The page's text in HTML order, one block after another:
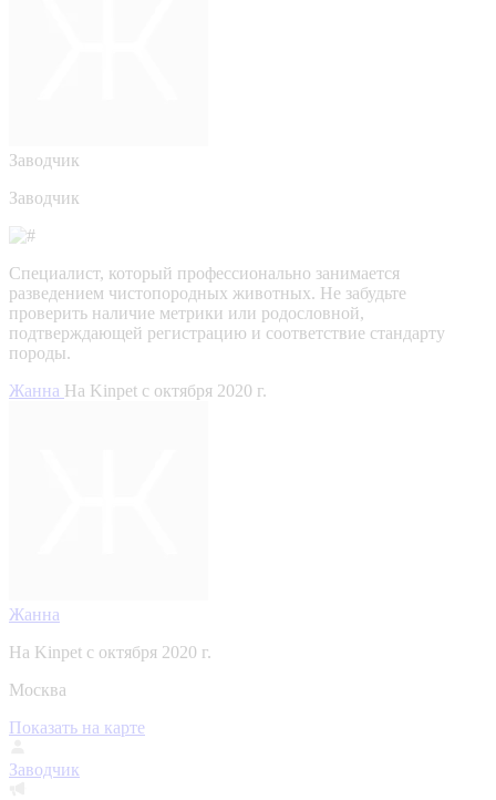
Заводчик
Заводчик
Специалист, который профессионально занимается
разведением чистопородных животных. Не забудьте
проверить наличие метрики или родословной,
подтверждающей регистрацию и соответствие стандарту
породы.
Жанна На Kinpet c октября 2020 г.
Жанна
На Kinpet c октября 2020 г.
Москва
Показать на карте
Заводчик